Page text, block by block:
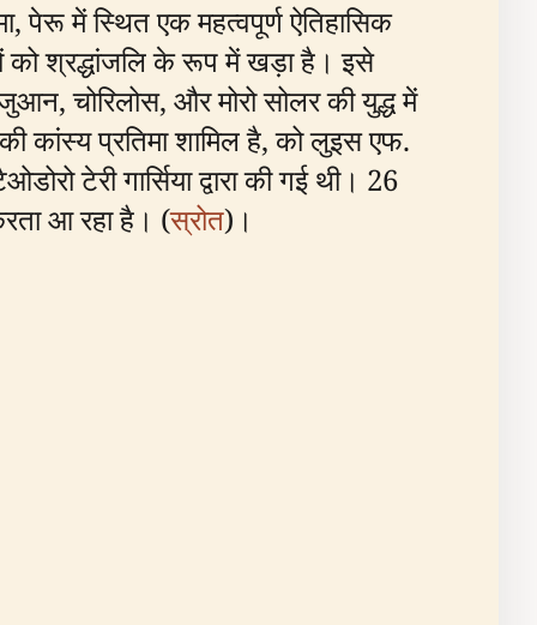
पेरू में स्थित एक महत्वपूर्ण ऐतिहासिक
श्रद्धांजलि के रूप में खड़ा है। इसे
चोरिलोस, और मोरो सोलर की युद्ध में
कांस्य प्रतिमा शामिल है, को लुइस एफ.
टेरी गार्सिया द्वारा की गई थी। 26
आ रहा है। (स्रोत)।